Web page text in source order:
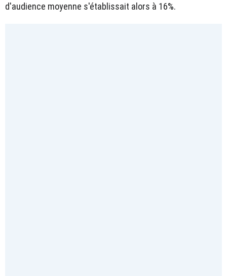
d'audience moyenne s'établissait alors à 16%.